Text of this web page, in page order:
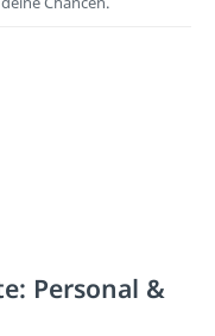
Personal &